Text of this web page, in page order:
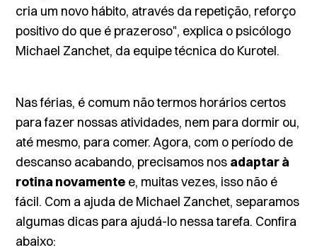
cria um novo hábito, através da repetição, reforço
positivo do que é prazeroso", explica o psicólogo
Michael Zanchet, da equipe técnica do Kurotel.
Nas férias, é comum não termos horários certos
para fazer nossas atividades, nem para dormir ou,
até mesmo, para comer. Agora, com o período de
descanso acabando, precisamos nos adaptar à
rotina novamente e, muitas vezes, isso não é
fácil. Com a ajuda de Michael Zanchet, separamos
algumas dicas para ajudá-lo nessa tarefa. Confira
abaixo: